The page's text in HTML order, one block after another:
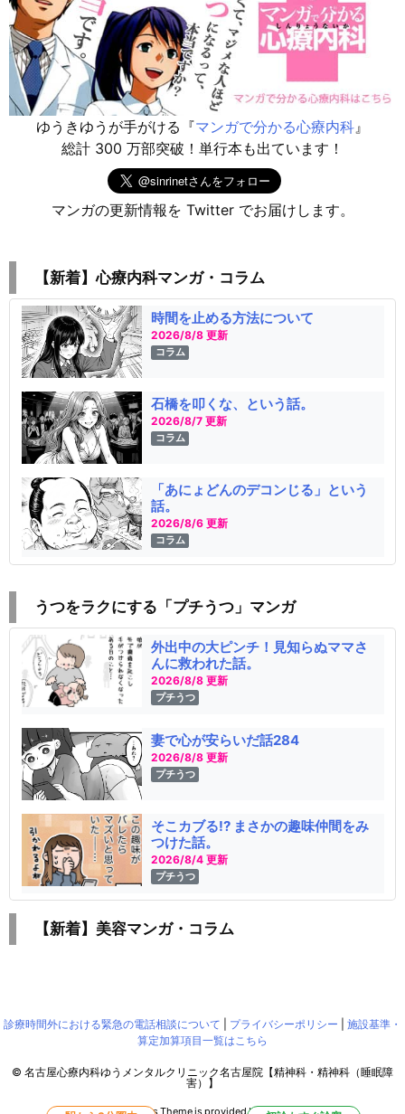
ゆうきゆうが手がける『マンガで分かる心療内科 』
総計 300 万部突破！単行本も出ています！
マンガの更新情報を Twitter でお届けします。
【新着】心療内科マンガ・コラム
時間を止める方法について
2026/8/8 更新
コラム
石橋を叩くな、という話。
2026/8/7 更新
コラム
「あにょどんのデコンじる」という
話。
2026/8/6 更新
コラム
うつをラクにする「プチうつ」マンガ
外出中の大ピンチ！見知らぬママさ
んに救われた話。
2026/8/8 更新
プチうつ
妻で心が安らいだ話284
2026/8/8 更新
プチうつ
そこカブる!? まさかの趣味仲間をみ
つけた話。
2026/8/4 更新
プチうつ
【新着】美容マンガ・コラム
診療時間外における緊急の電話相談について プライバシーポリシー
施設基準・
算定加算項目一覧はこちら
© 名古屋心療内科ゆうメンタルクリニック名古屋院【精神科・精神科（睡眠障
害）】
WordPress Luxeritas Theme is provided by "Thought is free".